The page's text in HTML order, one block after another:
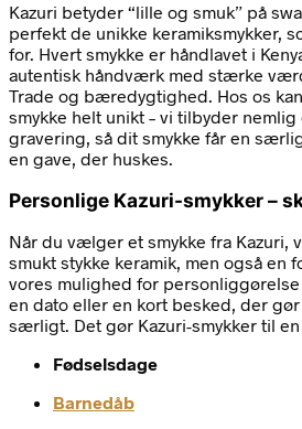
Kazuri betyder “lille og smuk” på
perfekt de unikke keramiksmykker,
for. Hvert smykke er håndlavet i
autentisk håndværk med stærke
Trade og bæredygtighed. Hos os
smykke helt unikt – vi tilbyder
gravering, så dit smykke får en
en gave, der huskes.
Personlige Kazuri-smykker –
Når du vælger et smykke fra Kazuri,
smukt stykke keramik, men også en
vores mulighed for
en dato eller en kort besked, der
særligt. Det gør Kazuri-smykker til
Fødselsdage
Barnedåb